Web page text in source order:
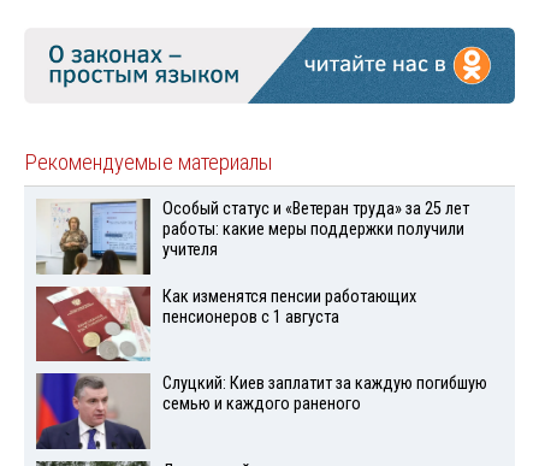
Рекомендуемые материалы
Особый статус и «Ветеран труда» за 25 лет
работы: какие меры поддержки получили
учителя
Как изменятся пенсии работающих
пенсионеров с 1 августа
Слуцкий: Киев заплатит за каждую погибшую
семью и каждого раненого